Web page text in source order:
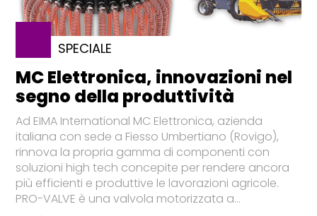
SPECIALE
MC Elettronica, innovazioni nel
segno della produttività
Ad EIMA International MC Elettronica, azienda
italiana con sede a Fiesso Umbertiano (Rovigo),
rinnova la propria gamma di componenti con
soluzioni high tech concepite per rendere ancora
più efficienti e produttive le lavorazioni agricole.
PRO-VALVE è una valvola motorizzata a...